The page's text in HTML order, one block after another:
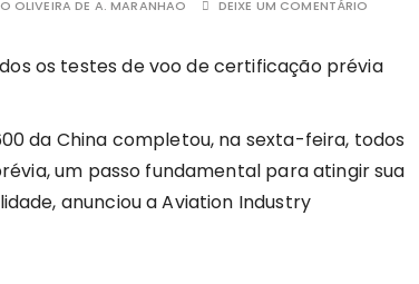
OLIVEIRA DE A. MARANHAO DEIXE UM COMENTÁRIO
da China completou, na sexta-feira, todos
um passo fundamental para atingir sua
anunciou a Aviation Industry